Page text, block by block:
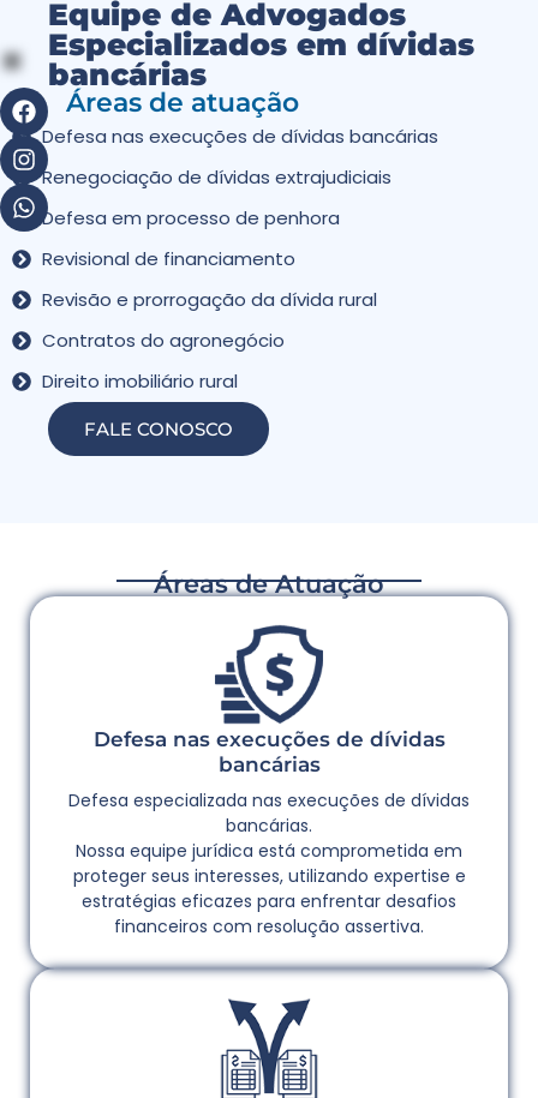
Equipe de Advogados
Especializados em dívidas
bancárias
Áreas de atuação
Defesa nas execuções de dívidas bancárias
Renegociação de dívidas extrajudiciais
Defesa em processo de penhora
Revisional de financiamento
Revisão e prorrogação da dívida rural
Contratos do agronegócio
Direito imobiliário rural
FALE CONOSCO
Áreas de Atuação
Defesa nas execuções de dívidas
bancárias
Defesa especializada nas execuções de dívidas
bancárias.
Nossa equipe jurídica está comprometida em
proteger seus interesses, utilizando expertise e
estratégias eficazes para enfrentar desafios
financeiros com resolução assertiva.